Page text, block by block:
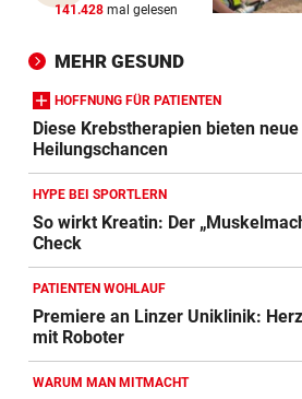
GERICHTSENTSCHEIDUNG vor
Strafe für Lenker
NACH ARBEIT IM EINSATZ
60 Alarme zu Waldbränden in
einer Woche
NAMEN VERWECHSELT vor
Frau bekam in Italien
Embryo eingesetzt
141.428 mal gelesen
MEHR GESUND
HOFFNUNG FÜR PATIENTEN
Diese Krebstherapien bieten neue
Heilungschancen
HYPE BEI SPORTLERN
So wirkt Kreatin: Der
Check
PATIENTEN WOHLAUF
Premiere an Linzer Uniklinik:
mit Roboter
WARUM MAN MITMACHT
Blutdruckmessgerät Vergleich
ZUM VERGLEICH
Duschkopf Vergleich